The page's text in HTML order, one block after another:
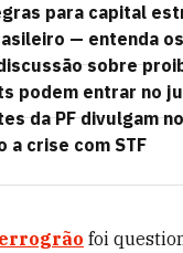
para capital
— entenda
sobre
podem entrar no
da PF divulgam
a crise com STF
foi